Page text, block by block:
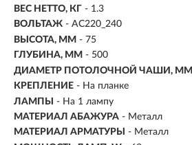
ВЕС НЕТТО, КГ - 1.3
ВОЛЬТАЖ - AC220_240
ВЫСОТА, ММ - 75
ГЛУБИНА, ММ - 500
ДИАМЕТР ПОТОЛОЧНОЙ ЧАШИ, ММ
КРЕПЛЕНИЕ - На планке
ЛАМПЫ
- На 1 лампу
МАТЕРИАЛ АБАЖУРА - Металл
МАТЕРИАЛ АРМАТУРЫ
- Металл